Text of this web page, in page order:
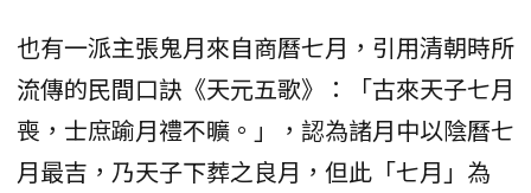
也有一派主張鬼月來自商曆七月，引用清朝時所
流傳的民間口訣《天元五歌》：「古來天子七月
喪，士庶踰月禮不曠。」，認為諸月中以陰曆七
月最吉，乃天子下葬之良月，但此「七月」為